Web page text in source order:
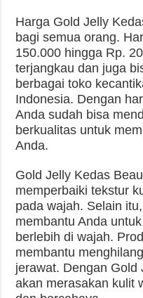
Harga Gold Jelly
bagi semua orang.
150.000 hingga Rp.
terjangkau dan juga
berbagai toko
Indonesia. Dengan
Anda sudah bisa
berkualitas untuk
Anda.
Gold Jelly Kedas
memperbaiki tekstur
pada wajah. Selain
membantu Anda
berlebih di wajah.
membantu
jerawat. Dengan Gold
akan merasakan kulit